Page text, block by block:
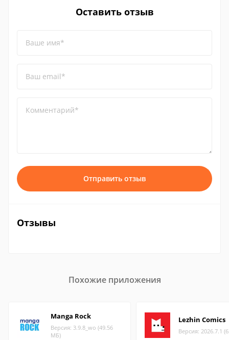
Оставить отзыв
Ваше имя*
Ваш email*
Комментарий*
Отправить отзыв
Отзывы
Похожие приложения
Manga Rock
Версия: 3.9.8_wo (49.56
МБ)
Lezhin Comics
Версия: 2026.7.1